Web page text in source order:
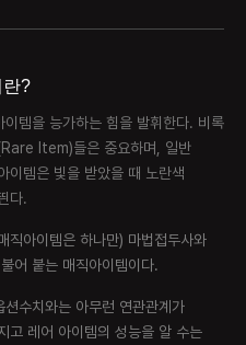
란?
템을 능가하는 힘을 발휘한다. 비록
Item)들은 중요하며, 일반
이템은 빛을 받았을 때 노란색
다.
직아이템은 하나만) 마법접두사와
어 붙는 매직아이템이다.
수치와는 아무런 연관관계가
고 레어 아이템의 성능을 알 수는